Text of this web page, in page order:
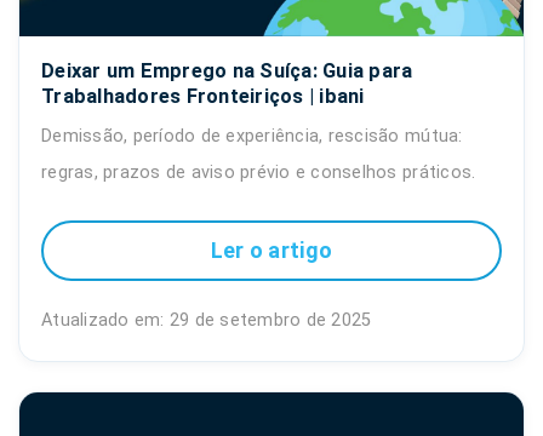
Deixar um Emprego na Suíça: Guia para
Trabalhadores Fronteiriços | ibani
Demissão, período de experiência, rescisão mútua:
regras, prazos de aviso prévio e conselhos práticos.
Ler o artigo
Atualizado em: 29 de setembro de 2025